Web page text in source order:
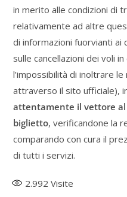
in merito alle condizioni di
relativamente ad altre
di informazioni fuorvianti ai
sulle cancellazioni dei voli
l’impossibilità di inoltrare
attraverso il sito ufficiale),
attentamente il vettore al
biglietto, verificandone la
comparando con cura il
di tutti i servizi.
2.992 Visite